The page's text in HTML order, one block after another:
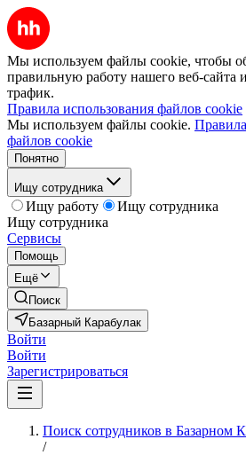
Мы используем файлы cookie, чтобы
правильную работу нашего веб-сайта
трафик.
Правила использования файлов cookie
Мы используем файлы cookie.
файлов cookie
Понятно
Ищу сотрудника
Ищу работу
Ищу сотрудника
Ищу сотрудника
Сервисы
Помощь
Ещё
Поиск
Базарный Карабулак
Войти
Войти
Зарегистрироваться
Поиск сотрудников в Базарном
/